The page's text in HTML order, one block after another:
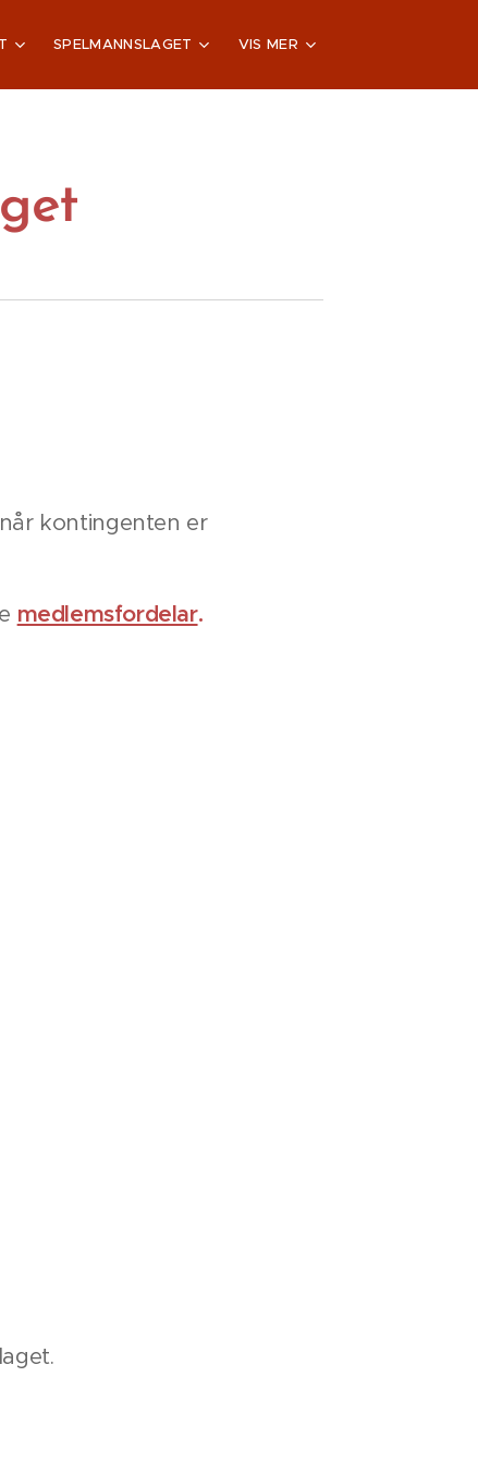
SPELMANNSLAGET VIS MER
kontingenten er
medlemsfordelar.